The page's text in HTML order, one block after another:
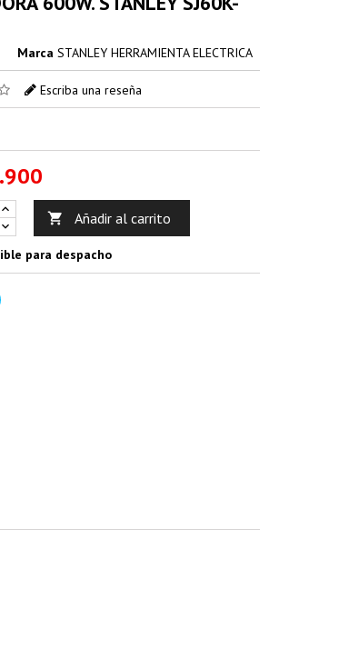
Marca STANLEY HERRAMIENTA ELECTRICA
Escriba una reseña
 Añadir al carrito
para despacho